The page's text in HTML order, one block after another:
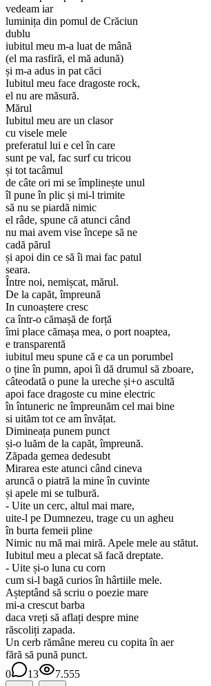
vedeam iar
luminița din pomul de Crăciun
dublu
iubitul meu m-a luat de mână
(el ma rasfiră, el mă adună)
și m-a adus in pat căci
Iubitul meu face dragoste rock,
el nu are măsură.
Mărul
Iubitul meu are un clasor
cu visele mele
preferatul lui e cel în care
sunt pe val, fac surf cu tricou
și tot tacâmul
de câte ori mi se împlinește unul
îl pune în plic și mi-l trimite
să nu se piardă nimic
el râde, spune că atunci când
nu mai avem vise începe să ne
cadă părul
și apoi din ce să îi mai fac patul
seara.
Între noi, nemișcat, mărul.
De la capăt, împreună
In cunoaștere cresc
ca într-o cămașă de forță
îmi place cămașa mea, o port noaptea,
e transparentă
iubitul meu spune că e ca un porumbel
o ține în pumn, apoi îi dă drumul să zboare,
câteodată o pune la ureche și+o ascultă
apoi face dragoste cu mine electric
în întuneric ne împreunăm cel mai bine
si uităm tot ce am învățat.
Dimineața punem punct
și-o luăm de la capăt, împreună.
Zăpada gemea dedesubt
Mirarea este atunci când cineva
aruncă o piatră la mine în cuvinte
și apele mi se tulbură.
- Uite un cerc, altul mai mare,
uite-l pe Dumnezeu, trage cu un agheu
în burta femeii pline
Nimic nu mă mai miră. Apele mele au stătut.
Iubitul meu a plecat să facă dreptate.
- Uite și-o luna cu corn
cum si-l bagă curios în hârtiile mele.
Așteptând să scriu o poezie mare
mi-a crescut barba
daca vreți să aflați despre mine
răscoliți zapada.
Un cerb rămâne mereu cu copita în aer
fără să pună punct.
0
13
7.555